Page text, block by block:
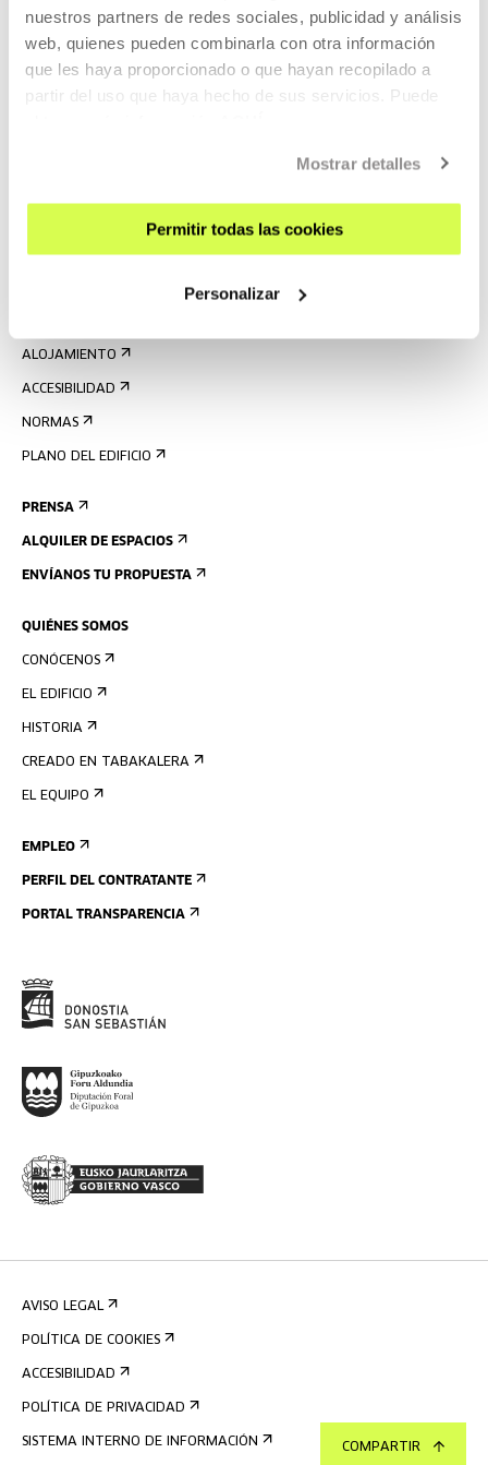
nuestros partners de redes sociales, publicidad y análisis
web, quienes pueden combinarla con otra información
que les haya proporcionado o que hayan recopilado a
partir del uso que haya hecho de sus servicios. Puede
Mostrar detalles
Permitir todas las cookies
Personalizar
COMPARTIR
CONTACTO Y HORARIOS
ALOJAMIENTO
ACCESIBILIDAD
NORMAS
PLANO DEL EDIFICIO
PRENSA
ALQUILER DE ESPACIOS
ENVÍANOS TU PROPUESTA
QUIÉNES SOMOS
CONÓCENOS
EL EDIFICIO
HISTORIA
CREADO EN TABAKALERA
EL EQUIPO
EMPLEO
PERFIL DEL CONTRATANTE
PORTAL TRANSPARENCIA
AVISO LEGAL
POLÍTICA DE COOKIES
ACCESIBILIDAD
POLÍTICA DE PRIVACIDAD
SISTEMA INTERNO DE INFORMACIÓN